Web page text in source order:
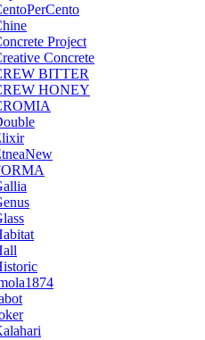
Project
Concrete
BITTER
HONEY